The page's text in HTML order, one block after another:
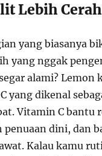
Lebih
yang biasanya
yang nggak
alami? Lemon
yang dikenal
Vitamin C bantu
penuaan dini, dan
Kalau kamu